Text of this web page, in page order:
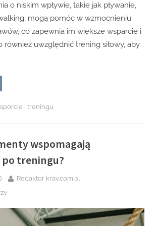
o niskim wpływie, takie jak pływanie,
mogą pomóc w wzmocnieniu
co zapewnia im większe wsparcie i
również uwzględnić trening siłowy, aby
i treningu
wspomagają
po treningu?
By
Redaktor krav.com.pl
do
suplementy